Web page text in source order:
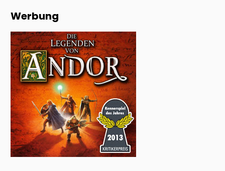
Werbung